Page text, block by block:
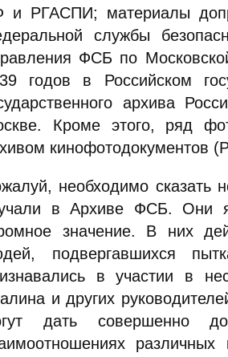
и РГАСПИ; материалы
службы
ФСБ по
годов в Российском
архива
Кроме этого, ряд
кинофотодокументов
необходимо сказать
в Архиве ФСБ. Они
значение. В них
подвергавшихся
в участии в
и других
дать совершенно